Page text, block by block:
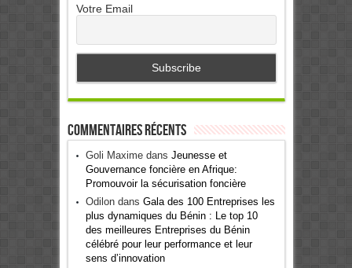
Votre Email
Commentaires récents
Goli Maximedans Jeunesse et
Gouvernance foncière en Afrique:
Promouvoir la sécurisation foncière
Odilondans Gala des 100 Entreprises les
plus dynamiques du Bénin : Le top 10
des meilleures Entreprises du Bénin
célébré pour leur performance et leur
sens d’innovation